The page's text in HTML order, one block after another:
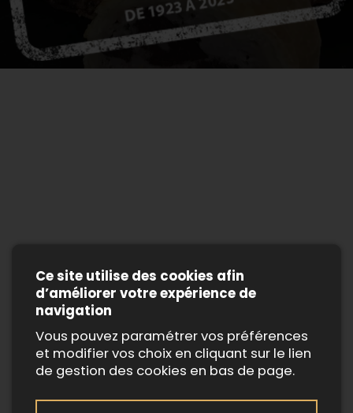
Ce site utilise des cookies afin
d’améliorer votre expérience de
navigation
Vous pouvez paramétrer vos préférences
et modifier vos choix en cliquant sur le lien
de gestion des cookies en bas de page.